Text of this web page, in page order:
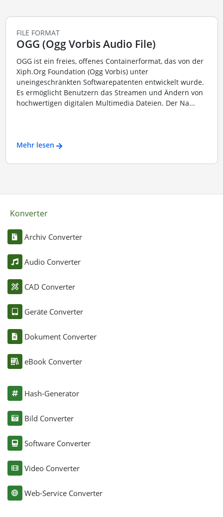
FILE FORMAT
OGG (Ogg Vorbis Audio File)
OGG ist ein freies, offenes Containerformat, das von der
Xiph.Org Foundation (Ogg Vorbis) unter
uneingeschränkten Softwarepatenten entwickelt wurde.
Es ermöglicht Benutzern das Streamen und Ändern von
hochwertigen digitalen Multimedia Dateien. Der Na...
Mehr lesen
Konverter
Archiv Converter
Audio Converter
CAD Converter
Geräte Converter
Dokument Converter
eBook Converter
Hash-Generator
Bild Converter
Software Converter
Video Converter
Web-Service Converter